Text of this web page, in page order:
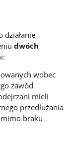
działanie
dwóch
wobec
zawód
mieli
przedłużania
braku